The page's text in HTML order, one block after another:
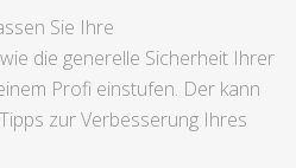
Sie Ihre
die generelle Sicherheit Ihrer
Profi einstufen. Der kann
zur Verbesserung Ihres